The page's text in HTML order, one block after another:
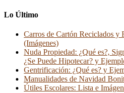
Lo Último
Carros de Cartón Reciclados y
(Imágenes)
Nuda Propiedad: ¿Qué es?,
¿Se Puede Hipotecar? y
Gentrificación: ¿Qué es? y
Manualidades de Navidad
Útiles Escolares: Lista e